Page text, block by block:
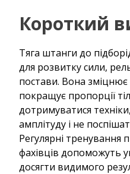
Короткий
Тяга штанги до
для розвитку сили,
постави. Вона зміцнює
покращує пропорції
дотримуватися
амплітуду і не
Регулярні тренування
фахівців допоможуть
досягти видимого